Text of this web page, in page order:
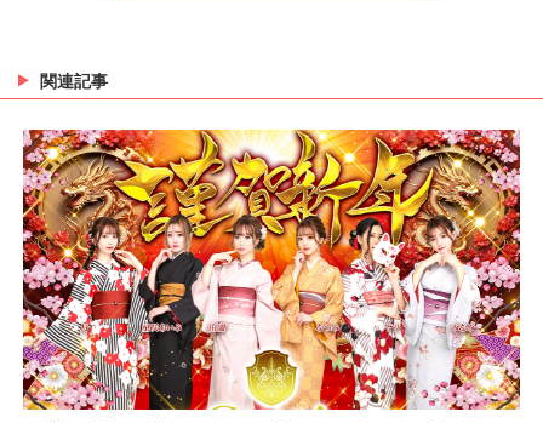
関連記事